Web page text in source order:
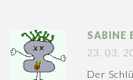
SABINE
23. 03.
Der